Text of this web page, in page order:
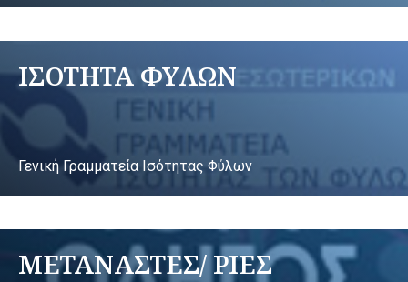
ΙΣΟΤΗΤΑ ΦΥΛΩΝ
Γενική Γραμματεία Ισότητας Φύλων
ΜΕΤΑΝΑΣΤΕΣ/ ΡΙΕΣ